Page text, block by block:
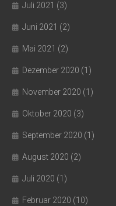
Juli 2021 (3)
Juni 2021 (2)
Mai 2021 (2)
Dezember 2020 (1)
November 2020 (1)
Oktober 2020 (3)
September 2020 (1)
August 2020 (2)
Juli 2020 (1)
Februar 2020 (10)